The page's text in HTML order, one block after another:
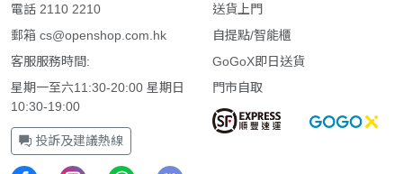
電話 2110 2210
郵箱 cs@openshop.com.hk
客服服務時間:
星期一至六11:30-20:00 星期日
10:30-19:00
投訴及建議熱線
送貨上門
自提點/智能櫃
GoGoX即日送貨
門市自取